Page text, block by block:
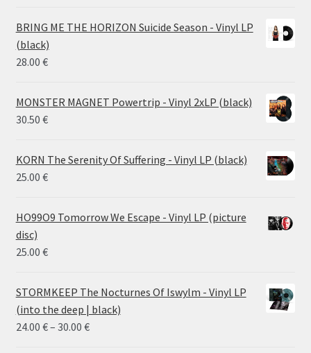
14.50 €
BRING ME THE HORIZON Suicide Season - Vinyl LP
(black)
28.00 €
MONSTER MAGNET Powertrip - Vinyl 2xLP (black)
30.50 €
KORN The Serenity Of Suffering - Vinyl LP (black)
25.00 €
HO99O9 Tomorrow We Escape - Vinyl LP (picture
disc)
25.00 €
STORMKEEP The Nocturnes Of Iswylm - Vinyl LP
(into the deep | black)
24.00 €– 30.00 €Price